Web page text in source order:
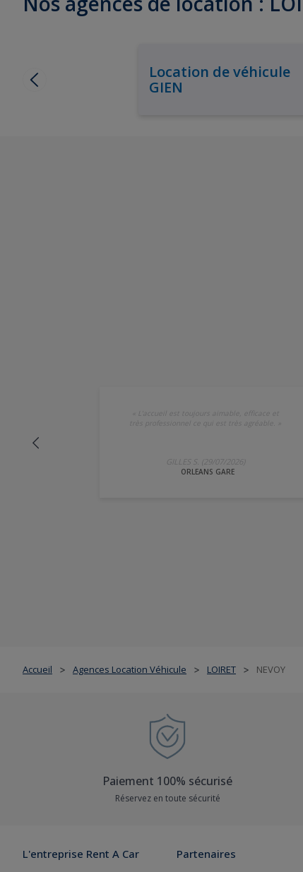
Accueil > Agences Location Véhicule > LOIRET > NEVOY
Location de véhicule
GIEN
L'accueil est toujours aimable, efficace et
très professionnel ce qui est très agréable.
GILLES S. (29/07/2026)
ORLEANS GARE
Paiement 100% sécurisé
Réservez en toute sécurité
L'entreprise Rent A Car Partenaires